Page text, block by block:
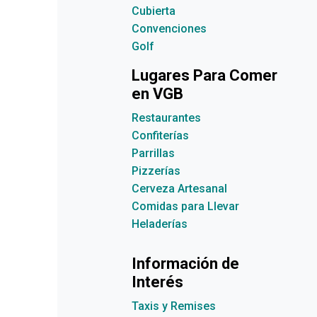
Cubierta
Convenciones
Golf
Lugares Para Comer
en VGB
Restaurantes
Confiterías
Parrillas
Pizzerías
Cerveza Artesanal
Comidas para Llevar
Heladerías
Información de
Interés
Taxis y Remises